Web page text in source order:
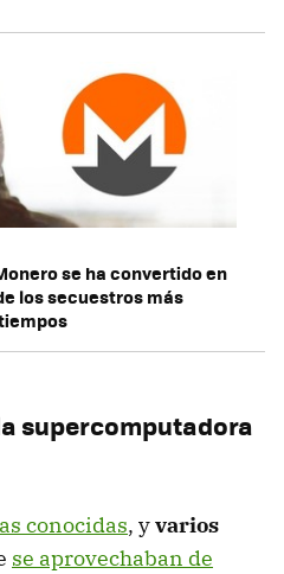
se ha convertido en
los secuestros más
supercomputadora
conocidas, yvarios
se aprovechaban de